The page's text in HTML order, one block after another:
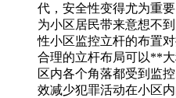
代，安全性变得尤为重
为小区居民带来意想不
性小区监控立杆的布置
合理的立杆布局可以**
区内各个角落都受到监
效减少犯罪活动在小区